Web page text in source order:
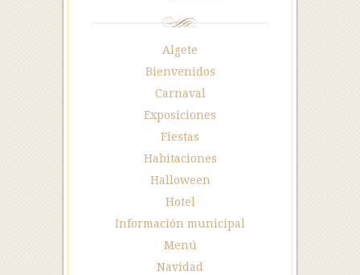
Algete
Bienvenidos
Carnaval
Exposiciones
Fiestas
Habitaciones
Halloween
Hotel
Información municipal
Menú
Navidad